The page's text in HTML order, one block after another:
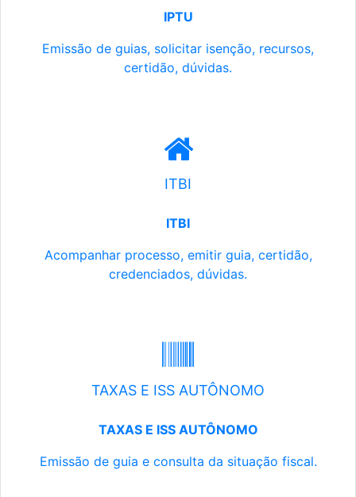
IPTU
Emissão de guias, solicitar isenção, recursos,
certidão, dúvidas.
ITBI
ITBI
Acompanhar processo, emitir guia, certidão,
credenciados, dúvidas.
TAXAS E ISS AUTÔNOMO
TAXAS E ISS AUTÔNOMO
Emissão de guia e consulta da situação fiscal.